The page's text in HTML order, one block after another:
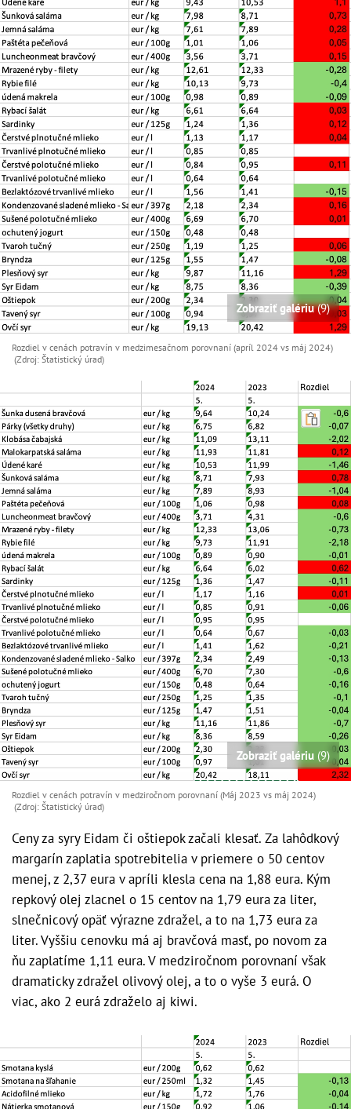
Zobraziť galériu(9)
Rozdiel v cenách potravín v medzimesačnom porovnaní (apríl 2024 vs máj 2024)
(Zdroj: Štatistický úrad)
Zobraziť galériu (9)
Rozdiel v cenách potravín v medziročnom porovnaní (Máj 2023 vs máj 2024)
(Zdroj: Štatistický úrad)
Ceny za syry Eidam či oštiepok začali klesať. Za lahôdkový
margarín zaplatia spotrebitelia v priemere o 50 centov
menej, z 2,37 eura v apríli klesla cena na 1,88 eura. Kým
repkový olej zlacnel o 15 centov na 1,79 eura za liter,
slnečnicový opäť výrazne zdražel, a to na 1,73 eura za
liter. Vyššiu cenovku má aj bravčová masť, po novom za
ňu zaplatíme 1,11 eura. V medziročnom porovnaní však
dramaticky zdražel olivový olej, a to o vyše 3 eurá. O
viac, ako 2 eurá zdraželo aj kiwi.